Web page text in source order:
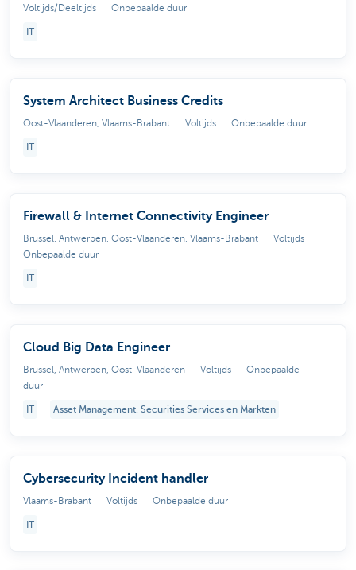
Voltijds/Deeltijds
Onbepaalde duur
IT
System Architect Business Credits
Oost-Vlaanderen, Vlaams-Brabant Voltijds Onbepaalde duur
IT
Firewall & Internet Connectivity Engineer
Brussel, Antwerpen, Oost-Vlaanderen, Vlaams-Brabant
Voltijds
Onbepaalde duur
IT
Cloud Big Data Engineer
Brussel, Antwerpen, Oost-Vlaanderen Voltijds
Onbepaalde
duur
IT Asset Management, Securities Services en Markten
Cybersecurity Incident handler
Vlaams-Brabant Voltijds Onbepaalde duur
IT